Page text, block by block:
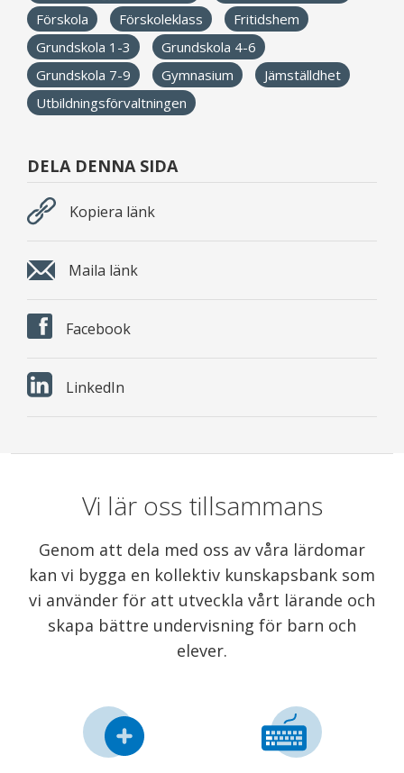
Förskola
Förskoleklass
Fritidshem
Grundskola 1-3
Grundskola 4-6
Grundskola 7-9
Gymnasium
Jämställdhet
Utbildningsförvaltningen
DELA DENNA SIDA
Kopiera länk
Maila länk
Facebook
LinkedIn
Vi lär oss tillsammans
Genom att dela med oss av våra lärdomar
kan vi bygga en kollektiv kunskapsbank som
vi använder för att utveckla vårt lärande och
skapa bättre undervisning för barn och
elever.